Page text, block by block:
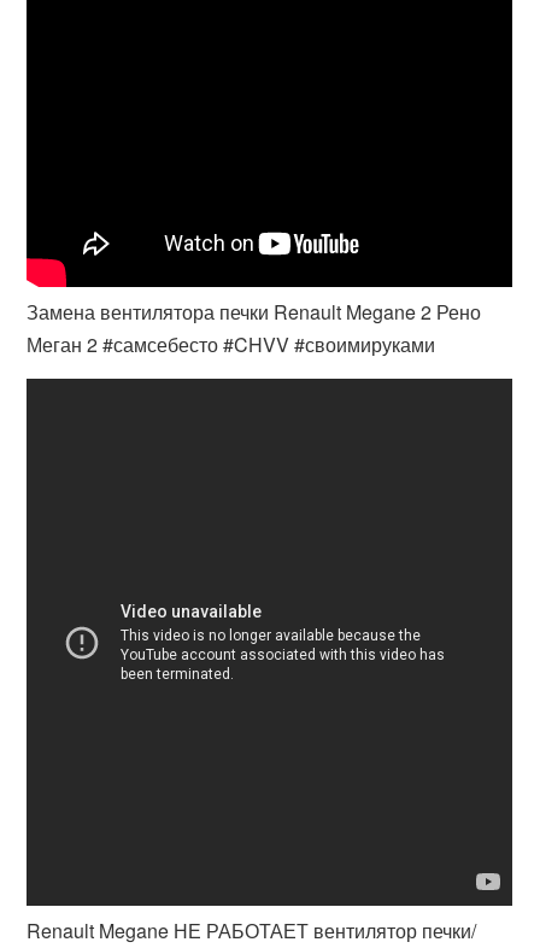
Замена вентилятора печки Renault Megane 2 Рено
Меган 2 #самсебесто #CHVV #своимируками
Renault Megane НЕ РАБОТАЕТ вентилятор печки/